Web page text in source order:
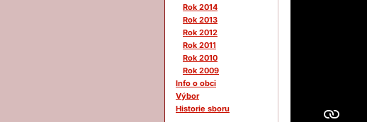
Rok 2014
Rok 2013
Rok 2012
Rok 2011
Rok 2010
Rok 2009
Info o obci
Výbor
Historie sboru